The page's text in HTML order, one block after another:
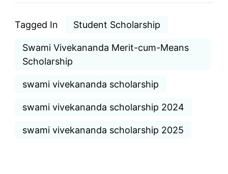
Tagged In Student Scholarship
Swami Vivekananda Merit-cum-Means
Scholarship
swami vivekananda scholarship
swami vivekananda scholarship 2024
swami vivekananda scholarship 2025